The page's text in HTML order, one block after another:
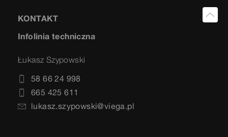
KONTAKT
Infolinia techniczna
Łukasz Szypowski
58 66 24 998
665 425 611
lukasz.szypowski@viega.pl